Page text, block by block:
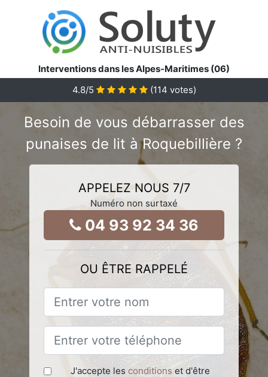
Interventions dans les Alpes-Maritimes (06)
4.8/5 (114 votes)
Besoin de vous débarrasser des
punaises de lit à Roquebillière ?
APPELEZ NOUS 7/7
Numéro non surtaxé
04 93 92 34 36
OU ÊTRE RAPPELÉ
J'accepte les conditions et d'être